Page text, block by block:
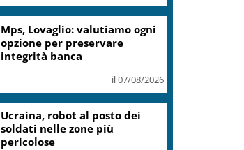
Mps, Lovaglio: valutiamo ogni
opzione per preservare
integrità banca
il 07/08/2026
Ucraina, robot al posto dei
soldati nelle zone più
pericolose